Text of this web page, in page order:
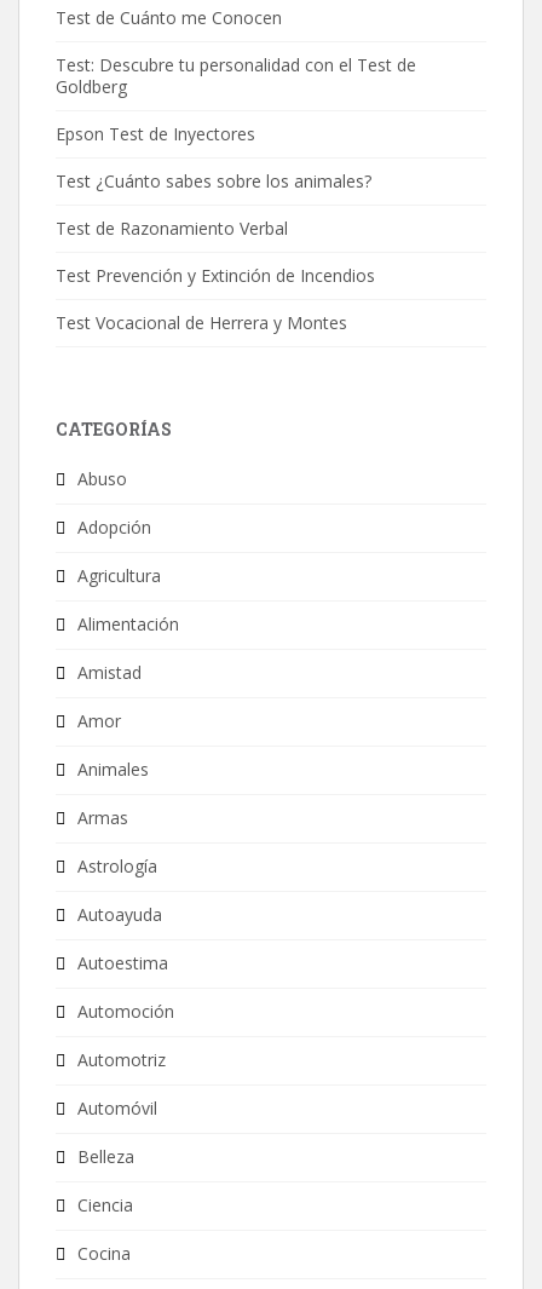
Test de Cuánto me Conocen
Test: Descubre tu personalidad con el Test de
Goldberg
Epson Test de Inyectores
Test ¿Cuánto sabes sobre los animales?
Test de Razonamiento Verbal
Test Prevención y Extinción de Incendios
Test Vocacional de Herrera y Montes
CATEGORÍAS
Abuso
Adopción
Agricultura
Alimentación
Amistad
Amor
Animales
Armas
Astrología
Autoayuda
Autoestima
Automoción
Automotriz
Automóvil
Belleza
Ciencia
Cocina